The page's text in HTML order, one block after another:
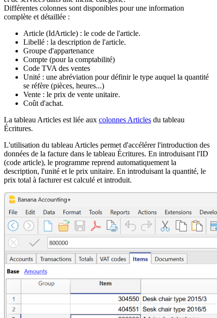
Différentes colonnes sont disponibles pour une information
complète et détaillée :
Article (IdArticle) : le code de l'article.
Libellé : la description de l'article.
Groupe d'appartenance
Compte (pour la comptabilité)
Code TVA des ventes
Unité : une abréviation pour définir le type auquel la quantité
se réfère (pièces, heures...)
Vente : le prix de vente unitaire.
Coût d'achat.
La tableau Articles est liée aux colonnes Articles du tableau
Écritures.
L'utilisation du tableau Articles permet d'accélérer l'introduction des
données de la facture dans le tableau Écritures. En introduisant l'ID
(code article), le programme reprend automatiquement la
description, l'unité et le prix unitaire. En introduisant la quantité, le
prix total à facturer est calculé et introduit.